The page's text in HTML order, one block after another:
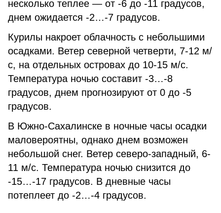
несколько теплее — от -6 до -11 градусов,
днем ожидается -2…-7 градусов.
Курилы накроет облачность с небольшими
осадками. Ветер северной четверти, 7-12 м/
с, на отдельных островах до 10-15 м/с.
Температура ночью составит -3…-8
градусов, днем прогнозируют от 0 до -5
градусов.
В Южно-Сахалинске в ночные часы осадки
маловероятны, однако днем возможен
небольшой снег. Ветер северо-западный, 6-
11 м/с. Температура ночью снизится до
-15…-17 градусов. В дневные часы
потеплеет до -2…-4 градусов.